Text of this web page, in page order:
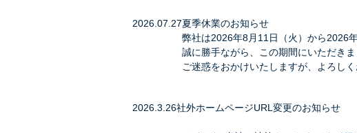
2026.07.27夏季休業のお知らせ
弊社は2026年8月11日（火）から2026
誠に勝手ながら、この期間にいただき
ご迷惑をおかけいたしますが、よろしく
2026.3.26社外ホームページURL変更のお知らせ